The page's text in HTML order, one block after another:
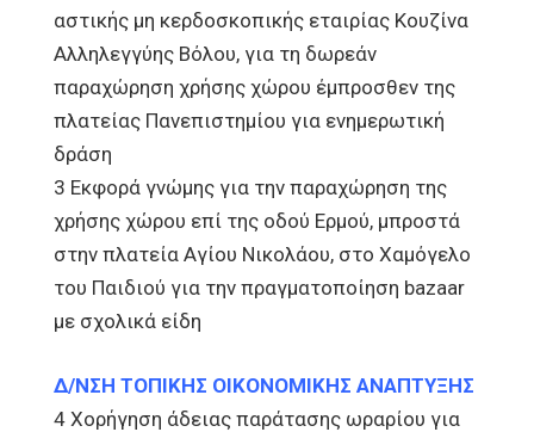
αστικής μη κερδοσκοπικής εταιρίας Κουζίνα
Αλληλεγγύης Βόλου, για τη δωρεάν
παραχώρηση χρήσης χώρου έμπροσθεν της
πλατείας Πανεπιστημίου για ενημερωτική
δράση
3 Εκφορά γνώμης για την παραχώρηση της
χρήσης χώρου επί της οδού Ερμού, μπροστά
στην πλατεία Αγίου Νικολάου, στο Χαμόγελο
του Παιδιού για την πραγματοποίηση bazaar
με σχολικά είδη
Δ/ΝΣΗ ΤΟΠΙΚΗΣ ΟΙΚΟΝΟΜΙΚΗΣ ΑΝΑΠΤΥΞΗΣ
4 Χορήγηση άδειας παράτασης ωραρίου για